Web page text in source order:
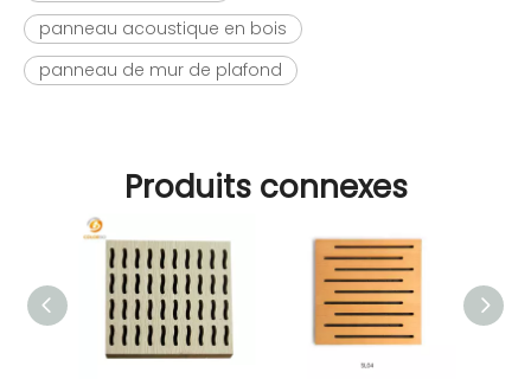
panneau acoustique en bois
panneau de mur de plafond
Produits connexes